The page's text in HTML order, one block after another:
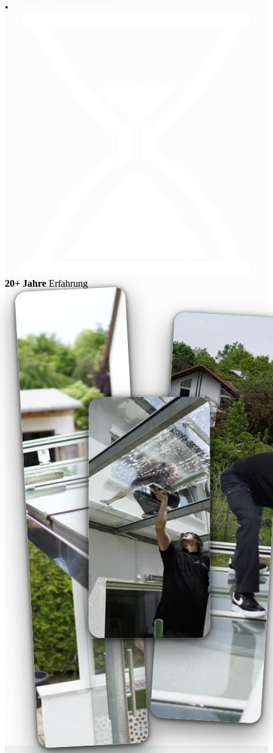
•
20+ Jahre Erfahrung